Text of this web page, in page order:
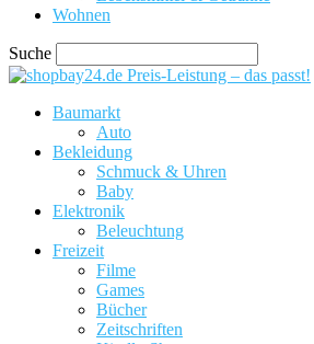
Wohnen
Suche
Preis-Leistung – das passt!
Baumarkt
Auto
Bekleidung
Schmuck & Uhren
Baby
Elektronik
Beleuchtung
Freizeit
Filme
Games
Bücher
Zeitschriften